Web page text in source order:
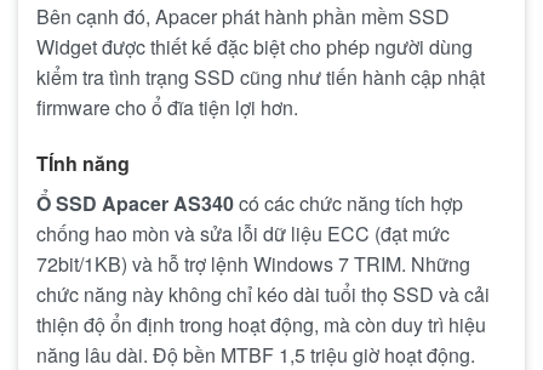
Bên cạnh đó, Apacer phát hành phần mềm SSD
Widget được thiết kế đặc biệt cho phép người dùng
kiểm tra tình trạng SSD cũng như tiến hành cập nhật
firmware cho ổ đĩa tiện lợi hơn.
TÍnh năng
Ổ SSD Apacer AS340có các chức năng tích hợp
chống hao mòn và sửa lỗi dữ liệu ECC (đạt mức
72bit/1KB) và hỗ trợ lệnh Windows 7 TRIM. Những
chức năng này không chỉ kéo dài tuổi thọ SSD và cải
thiện độ ổn định trong hoạt động, mà còn duy trì hiệu
năng lâu dài. Độ bền MTBF 1,5 triệu giờ hoạt động.